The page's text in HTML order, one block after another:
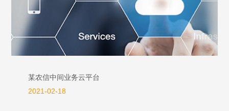
某农信中间业务云平台
2021-02-18